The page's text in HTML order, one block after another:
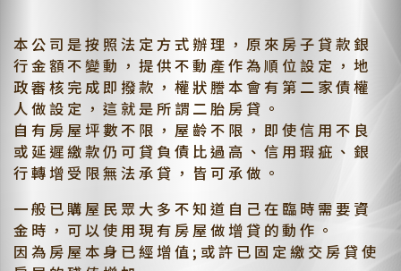
本公司是按照法定方式辦理，原來房子貸款銀
行金額不變動，提供不動產作為順位設定，地
政審核完成即撥款，權狀謄本會有第二家債權
人做設定，這就是所謂二胎房貸。
自有房屋坪數不限，屋齡不限，即使信用不良
或延遲繳款仍可貸負債比過高、信用瑕疵、銀
行轉增受限無法承貸，皆可承做。
一般已購屋民眾大多不知道自己在臨時需要資
金時，可以使用現有房屋做增貸的動作。
因為房屋本身已經增值;或許已固定繳交房貸使